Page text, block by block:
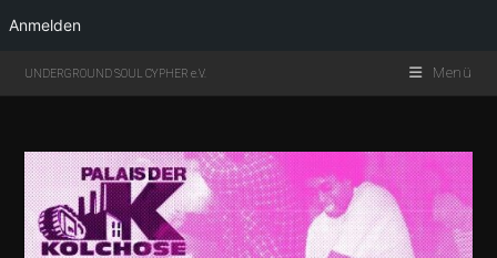
Anmelden
UNDERGROUND SOUL CYPHER e.V. Menü